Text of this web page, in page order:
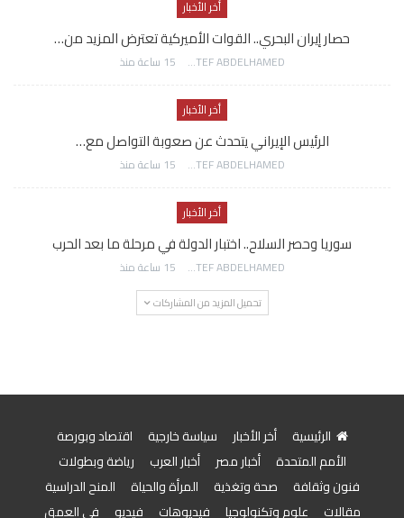
أخر الأخبار
حصار إيران البحري.. القوات الأميركية تعترض المزيد من…
AWATEF ABDELHAMED 15 ساعة منذ
أخر الأخبار
الرئيس الإيراني يتحدث عن صعوبة التواصل مع…
AWATEF ABDELHAMED 15 ساعة منذ
أخر الأخبار
سوريا وحصر السلاح.. اختبار الدولة في مرحلة ما بعد الحرب
AWATEF ABDELHAMED 15 ساعة منذ
تحميل المزيد من المشاركات
الرئيسية أخر الأخبار سياسة خارجية
اقتصاد وبورصة
الأمم المتحدة
أخبار مصر أخبار العرب
رياضة وبطولات
فنون وثقافة
صحة وتغذية المرأة والحياة
المنح الدراسية
مقالات
علوم وتكنولوجيا فيديوهات فيديو في العمق